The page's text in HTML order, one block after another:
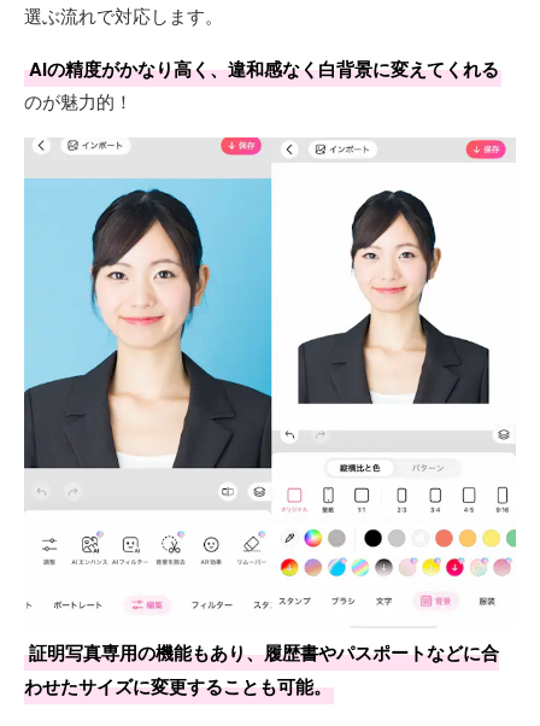
選ぶ流れで対応します。
AIの精度がかなり高く、違和感なく白背景に変えてくれる
のが魅力的！
証明写真専用の機能もあり、履歴書やパスポートなどに合
わせたサイズに変更することも可能。